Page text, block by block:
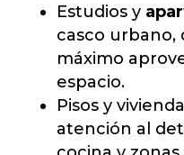
Estudios y
casco urbano,
máximo
espacio.
Pisos y
atención al